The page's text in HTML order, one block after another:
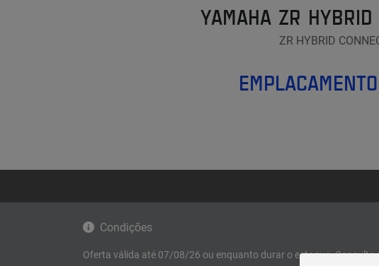
YAMAHA ZR HYBRID
ZR HYBRID
Condições
Oferta válida até 07/08/26 ou enquanto durar o estoque.